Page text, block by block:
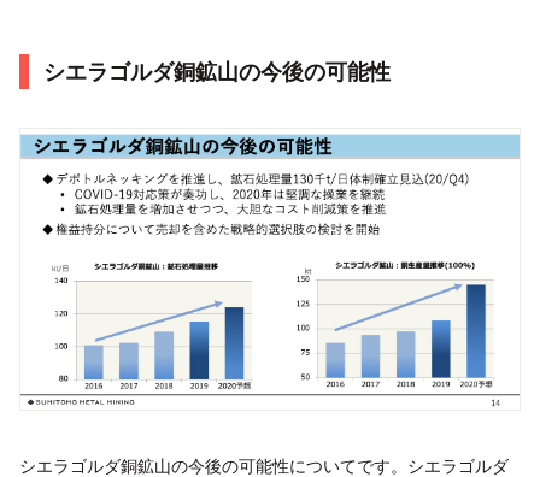
シエラゴルダ銅鉱山の今後の可能性
シエラゴルダ銅鉱山の今後の可能性についてです。シエラゴルダ